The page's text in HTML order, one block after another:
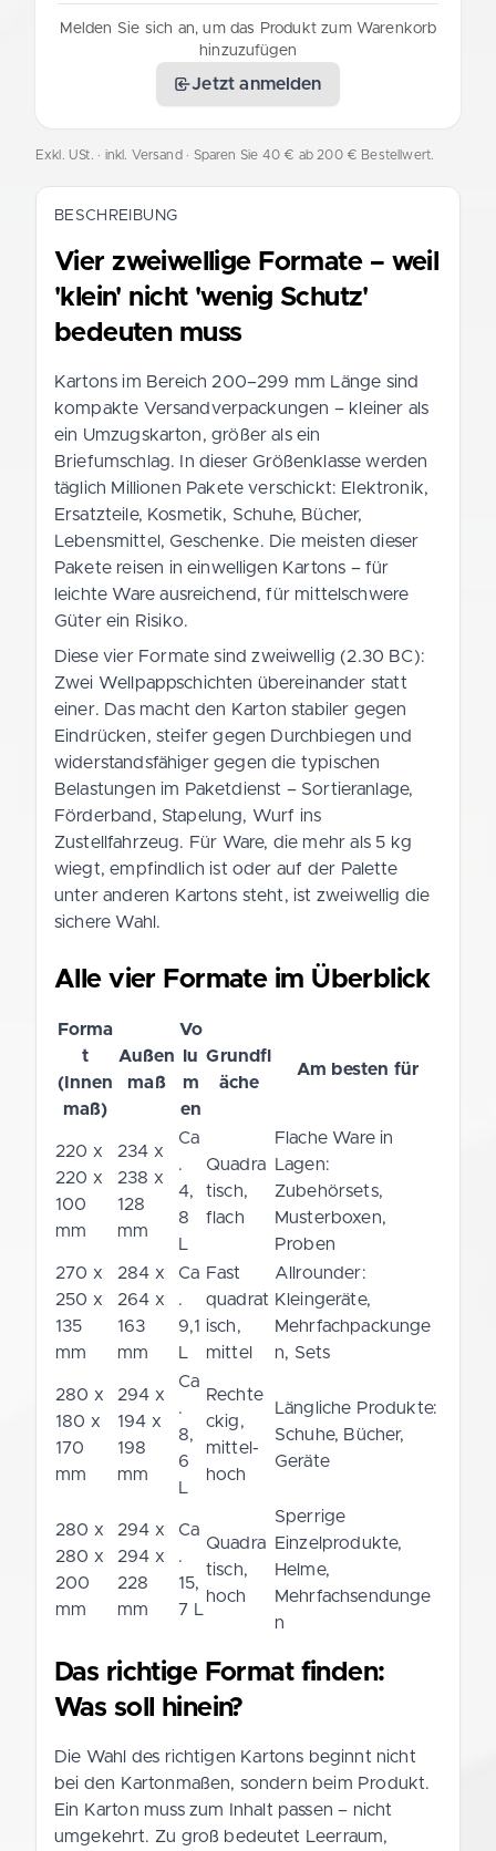
Melden Sie sich an, um das Produkt zum Warenkorb
hinzuzufügen
Jetzt anmelden
Exkl. USt. · inkl. Versand · Sparen Sie 40 € ab 200 € Bestellwert.
BESCHREIBUNG
Vier zweiwellige Formate – weil
'klein' nicht 'wenig Schutz'
bedeuten muss
Kartons im Bereich 200–299 mm Länge sind
kompakte Versandverpackungen – kleiner als
ein Umzugskarton, größer als ein
Briefumschlag. In dieser Größenklasse werden
täglich Millionen Pakete verschickt: Elektronik,
Ersatzteile, Kosmetik, Schuhe, Bücher,
Lebensmittel, Geschenke. Die meisten dieser
Pakete reisen in einwelligen Kartons – für
leichte Ware ausreichend, für mittelschwere
Güter ein Risiko.
Diese vier Formate sind zweiwellig (2.30 BC):
Zwei Wellpappschichten übereinander statt
einer. Das macht den Karton stabiler gegen
Eindrücken, steifer gegen Durchbiegen und
widerstandsfähiger gegen die typischen
Belastungen im Paketdienst – Sortieranlage,
Förderband, Stapelung, Wurf ins
Zustellfahrzeug. Für Ware, die mehr als 5 kg
wiegt, empfindlich ist oder auf der Palette
unter anderen Kartons steht, ist zweiwellig die
sichere Wahl.
Alle vier Formate im Überblick
Forma
t
(Innen
maß)
Außen
maß
Vo
lu
m
en
Grundfl
äche
Am besten für
220 x
220 x
100
mm
234 x
238 x
128
mm
Ca
.
4,
8
L
Quadra
tisch,
flach
Flache Ware in
Lagen:
Zubehörsets,
Musterboxen,
Proben
270 x
250 x
135
mm
284 x
264 x
163
mm
Ca
.
9,1
L
Fast
quadrat
isch,
mittel
Allrounder:
Kleingeräte,
Mehrfachpackunge
n, Sets
280 x
180 x
170
mm
294 x
194 x
198
mm
Ca
.
8,
6
L
Rechte
ckig,
mittel-
hoch
Längliche Produkte:
Schuhe, Bücher,
Geräte
280 x
280 x
200
mm
294 x
294 x
228
mm
Ca
.
15,
7 L
Quadra
tisch,
hoch
Sperrige
Einzelprodukte,
Helme,
Mehrfachsendunge
n
Das richtige Format finden:
Was soll hinein?
Die Wahl des richtigen Kartons beginnt nicht
bei den Kartonmaßen, sondern beim Produkt.
Ein Karton muss zum Inhalt passen – nicht
umgekehrt. Zu groß bedeutet Leerraum,